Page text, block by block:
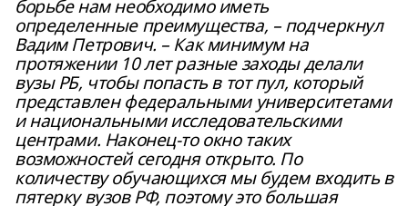
борьбе нам необходимо иметь
определенные преимущества, – подчеркнул
Вадим Петрович. – Как минимум на
протяжении 10 лет разные заходы делали
вузы РБ, чтобы попасть в тот пул, который
представлен федеральными университетами
и национальными исследовательскими
центрами. Наконец-то окно таких
возможностей сегодня открыто. По
количеству обучающихся мы будем входить в
пятерку вузов РФ, поэтому это большая